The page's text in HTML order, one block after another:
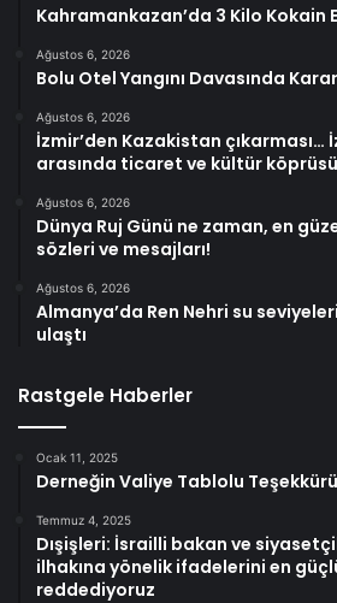
Kahramankazan’da 3 Kilo Kokain
Ağustos 6, 2026
Bolu Otel Yangını Davasında
Ağustos 6, 2026
İzmir’den Kazakistan çıkarması…
arasında ticaret ve kültür
Ağustos 6, 2026
Dünya Ruj Günü ne zaman, en
sözleri ve mesajları!
Ağustos 6, 2026
Almanya’da Ren Nehri su
ulaştı
Rastgele Haberler
Ocak 11, 2025
Derneğin Valiye Tablolu Teşekkürü
Temmuz 4, 2025
Dışişleri: İsrailli bakan ve
ilhakına yönelik ifadelerini en
reddediyoruz